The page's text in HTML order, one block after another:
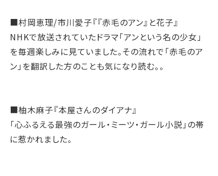
■村岡恵理/市川愛子『『赤毛のアン』と花子』
NHKで放送されていたドラマ「アンという名の少女」
を毎週楽しみに見ていました。その流れで「赤毛のア
ン」を翻訳した方のことも気になり読む。。
■柚木麻子『本屋さんのダイアナ』
「心ふるえる最強のガール・ミーツ・ガール小説」の帯
に惹かれました。